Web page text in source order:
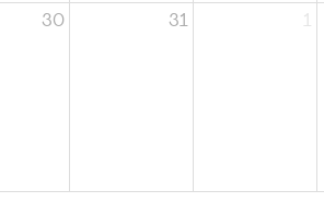
30 31 1